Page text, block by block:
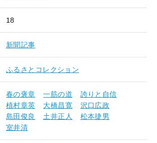
18
新聞記事
ふるさとコレクション
春の褒章 一筋の道
誇りと自信
植村章英
大橋昌寛
沢口広政
島田俊良
土井正人
松本捷男
室井清